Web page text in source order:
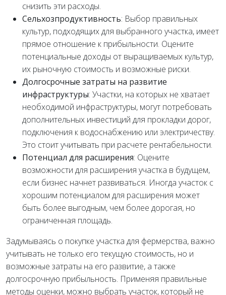
снизить эти расходы.
Сельхозпродуктивность: Выбор правильных
культур, подходящих для выбранного участка, имеет
прямое отношение к прибыльности. Оцените
потенциальные доходы от выращиваемых культур,
их рыночную стоимость и возможные риски.
Долгосрочные затраты на развитие
инфраструктуры: Участки, на которых не хватает
необходимой инфраструктуры, могут потребовать
дополнительных инвестиций для прокладки дорог,
подключения к водоснабжению или электричеству.
Это стоит учитывать при расчете рентабельности.
Потенциал для расширения: Оцените
возможности для расширения участка в будущем,
если бизнес начнет развиваться. Иногда участок с
хорошим потенциалом для расширения может
быть более выгодным, чем более дорогая, но
ограниченная площадь.
Задумываясь о покупке участка для фермерства, важно
учитывать не только его текущую стоимость, но и
возможные затраты на его развитие, а также
долгосрочную прибыльность. Применяя правильные
методы оценки, можно выбрать участок, который не